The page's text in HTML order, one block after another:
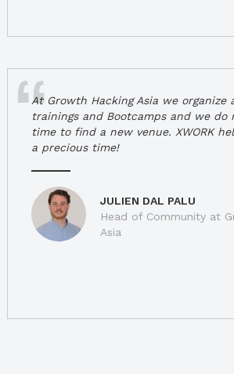
At Growth Hacking Asia we organize
trainings and Bootcamps and we do
time to find a new venue. XWORK
a precious time!
JULIEN DAL PALU
Head of Community at
Asia